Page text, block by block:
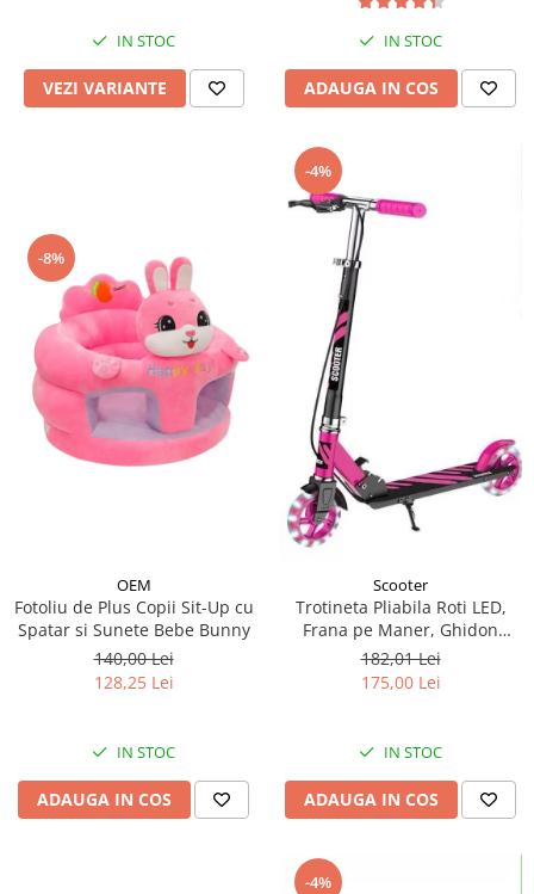
IN STOC
VEZI VARIANTE
IN STOC
ADAUGA IN COS
-8%
OEM
Fotoliu de Plus Copii Sit-Up cu
Spatar si Sunete Bebe Bunny
140,00 Lei
128,25 Lei
IN STOC
ADAUGA IN COS
-4%
Scooter
Trotineta Pliabila Roti LED,
Frana pe Maner, Ghidon
Reglabil - Roz
182,01 Lei
175,00 Lei
IN STOC
ADAUGA IN COS
-4%